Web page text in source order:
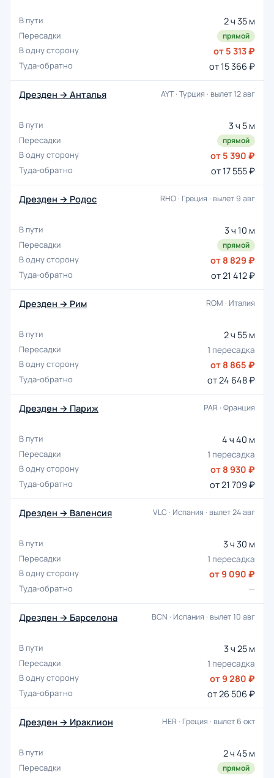
2 ч 35 м
прямой
от 5 313 ₽
от 15 366 ₽
Дрезден → Анталья AYT · Турция · вылет 12 авг
3 ч 5 м
прямой
от 5 390 ₽
от 17 555 ₽
Дрезден → Родос RHO · Греция · вылет 9 авг
3 ч 10 м
прямой
от 8 829 ₽
от 21 412 ₽
Дрезден → Рим ROM · Италия
2 ч 55 м
1 пересадка
от 8 865 ₽
от 24 648 ₽
Дрезден → Париж PAR · Франция
4 ч 40 м
1 пересадка
от 8 930 ₽
от 21 709 ₽
Дрезден → Валенсия VLC · Испания · вылет 24 авг
3 ч 30 м
1 пересадка
от 9 090 ₽
—
Дрезден → Барселона BCN · Испания · вылет 10 авг
3 ч 25 м
1 пересадка
от 9 280 ₽
от 26 506 ₽
Дрезден → Ираклион HER · Греция · вылет 6 окт
2 ч 45 м
прямой